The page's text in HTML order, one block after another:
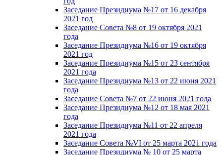
Заседание Президиума №17 от 16 декабря
2021 год
Заседание Совета №8 от 19 октября 2021
года
Заседание Президиума №16 от 19 октября
2021 год
Заседание Президиума №15 от 23 сентября
2021 года
Заседание Президиума №13 от 22 июня 2021
года
Заседание Совета №7 от 22 июня 2021 года
Заседание Президиума №12 от 18 мая 2021
года
Заседание Президиума №11 от 22 апреля
2021 года
Заседание Совета №VI от 25 марта 2021 года
Заседание Президиума № 10 от 25 марта